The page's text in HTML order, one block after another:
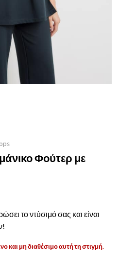
Φούτερ με
το ντύσιμό σας και είναι
και μη διαθέσιμο αυτή τη στιγμή.